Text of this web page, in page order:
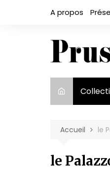
A propos
Accueil le
le